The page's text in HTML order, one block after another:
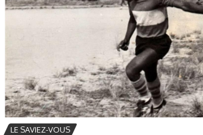
LE SAVIEZ-VOUS